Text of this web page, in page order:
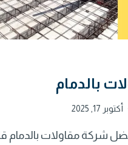
بالدمام
أكتوبر 17, 2025
شركة مقاولات بالدمام